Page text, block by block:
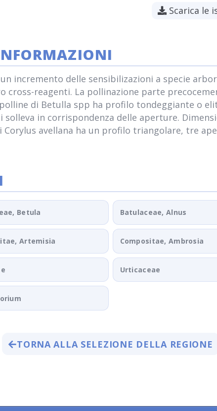
Scarica le
incremento delle sensibilizazioni a specie
cross-reagenti. La pollinazione parte
di Betulla spp ha profilo tondeggiante o
solleva in corrispondenza delle aperture.
avellana ha un profilo triangolare, tre
Betula Batulaceae, Alnus
Artemisia Compositae, Ambrosia
Urticaceae
TORNA ALLA SELEZIONE DELLA REGIONE